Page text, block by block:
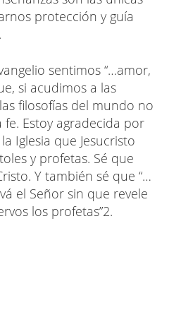
protección y guía
sentimos “…amor,
si acudimos a las
filosofías del mundo no
Estoy agradecida por
Iglesia que Jesucristo
y profetas. Sé que
Y también sé que “…
el Señor sin que revele
los profetas”2.